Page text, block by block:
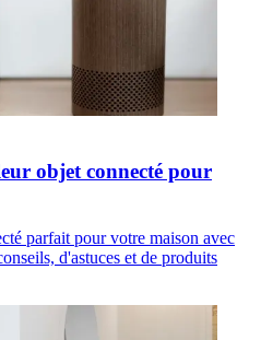
objet connecté pour
parfait pour votre maison avec
d'astuces et de produits